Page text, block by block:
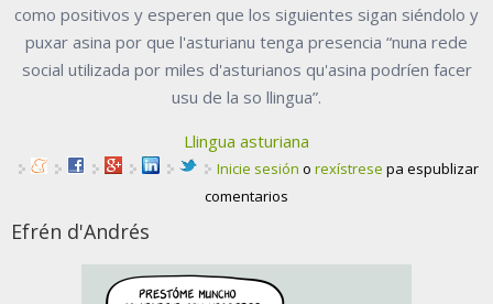
como positivos y esperen que los siguientes sigan siéndolo y
puxar asina por que l'asturianu tenga presencia “nuna rede
social utilizada por miles d'asturianos qu'asina podríen facer
usu de la so llingua”.
Llingua asturiana
Inicie sesión o rexístrese pa espublizar
comentarios
Efrén d'Andrés